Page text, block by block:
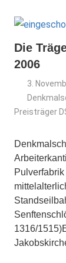
Die
2006
3.
Preisträger
1316/